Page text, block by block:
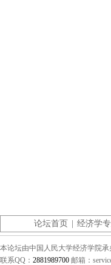
论坛首页 经济学
本论坛由中国人民大学经济学院
联系QQ： 2881989700 邮箱：